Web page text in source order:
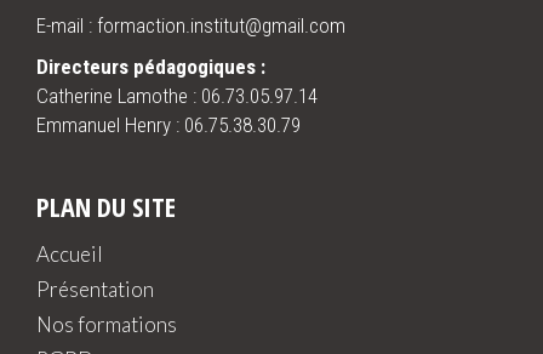
E-mail : formaction.institut@gmail.com
Directeurs pédagogiques :
Catherine Lamothe : 06.73.05.97.14
Emmanuel Henry : 06.75.38.30.79
PLAN DU SITE
Accueil
Présentation
Nos formations